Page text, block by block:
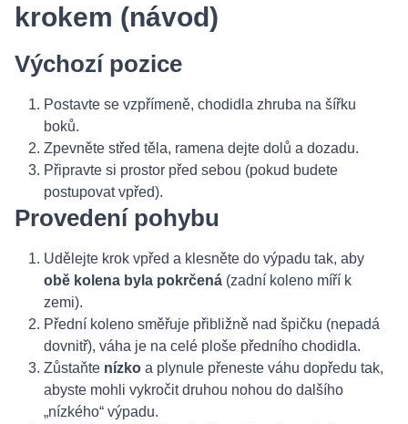
krokem (návod)
Výchozí pozice
Postavte se vzpřímeně, chodidla zhruba na šířku
boků.
Zpevněte střed těla, ramena dejte dolů a dozadu.
Připravte si prostor před sebou (pokud budete
postupovat vpřed).
Provedení pohybu
Udělejte krok vpřed a klesněte do výpadu tak, aby
obě kolena byla pokrčená (zadní koleno míří k
zemi).
Přední koleno směřuje přibližně nad špičku (nepadá
dovnitř), váha je na celé ploše předního chodidla.
Zůstaňte nízko a plynule přeneste váhu dopředu tak,
abyste mohli vykročit druhou nohou do dalšího
„nízkého“ výpadu.